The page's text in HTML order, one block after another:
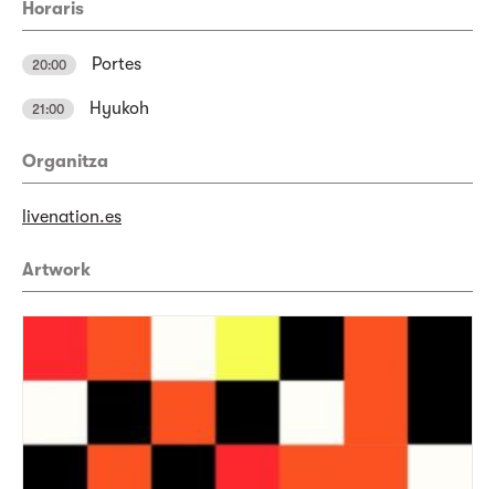
Horaris
20:00 Portes
21:00 Hyukoh
Organitza
livenation.es
Artwork